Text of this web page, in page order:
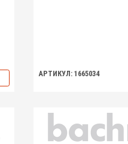
АРТИКУЛ: 1665034